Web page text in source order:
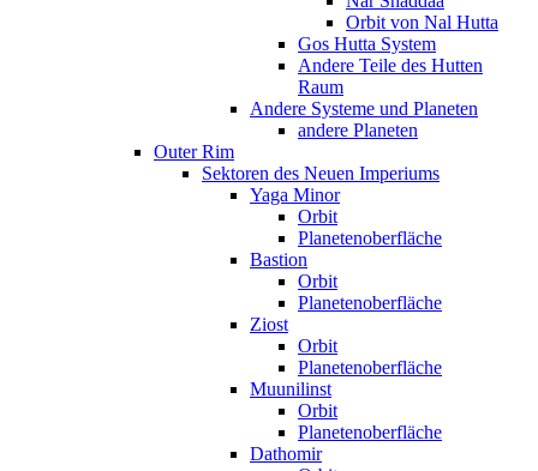
Orbit von Nal Hutta
Gos Hutta System
Andere Teile des Hutten
Raum
Andere Systeme und Planeten
andere Planeten
Outer Rim
Sektoren des Neuen Imperiums
Yaga Minor
Orbit
Planetenoberfläche
Bastion
Orbit
Planetenoberfläche
Ziost
Orbit
Planetenoberfläche
Muunilinst
Orbit
Planetenoberfläche
Dathomir